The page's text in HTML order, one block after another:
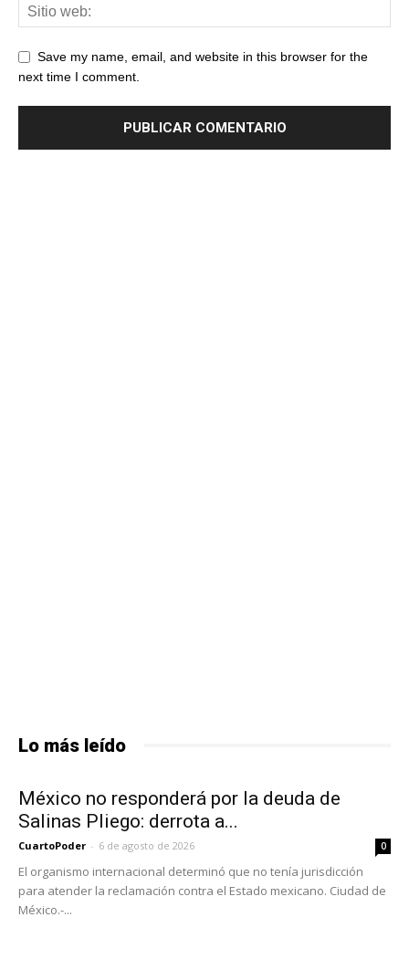
Save my name, email, and website in this browser for the
next time I comment.
Lo más leído
México no responderá por la deuda de
Salinas Pliego: derrota a...
CuartoPoder - 6 de agosto de 2026 0
El organismo internacional determinó que no tenía jurisdicción
para atender la reclamación contra el Estado mexicano. Ciudad de
México.-...